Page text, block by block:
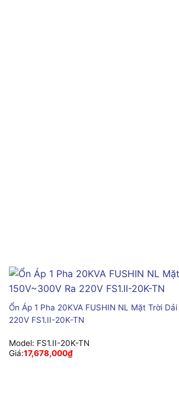
Ổn Áp 1 Pha 20KVA FUSHIN NL Mặt Trời
220V FS1.II-20K-TN
Model: FS1.II-20K-TN
Giá:17,678,000₫